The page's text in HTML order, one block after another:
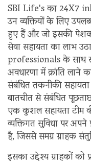
SBI Life's का 24X7
उन व्यक्तियों के लिए
हुए हैं और जो इसकी
सेवा सहायता का लाभ
professionals के साथ
अवधारणा में क्रांति लाने
संबंधित तकनीकी सहायता
बातचीत से संबंधित
एक कुशल सहायता टीम
व्यक्तिगत सुविधा पर
है, जिससे समग्र ग्राहक
इसका उद्देश्य ग्राहकों को